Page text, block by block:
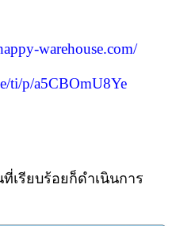
warehouse.com/
ti/p/a5CBOmU8Ye
เรียบร้อยก็ดำเนินการ